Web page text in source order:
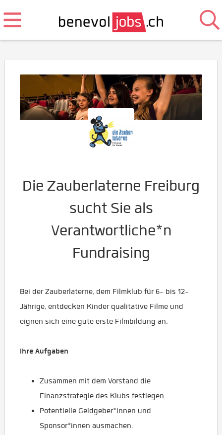
Die Zauberlaterne Freiburg
sucht Sie als
Verantwortliche*n
Fundraising
Bei der Zauberlaterne, dem Filmklub für 6- bis 12-
Jährige, entdecken Kinder qualitative Filme und
eignen sich eine gute erste Filmbildung an.
Ihre Aufgaben
Zusammen mit dem Vorstand die
Finanzstrategie des Klubs festlegen.
Potentielle Geldgeber*innen und
Sponsor*innen ausmachen.